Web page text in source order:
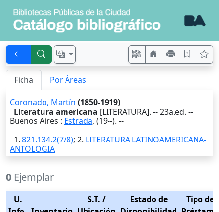
Ficha Por Áreas
Coronado, Martín (1850-1919)
Literatura americana [LITERATURA]. -- 23a.ed. --
Buenos Aires : Estrada, (19--). --
1. 821.134.2(7/8); 2. LITERATURA LATINOAMERICANA-
ANTOLOGIA
0 Ejemplar
U.
S.T. /
Estado de
Tipo de